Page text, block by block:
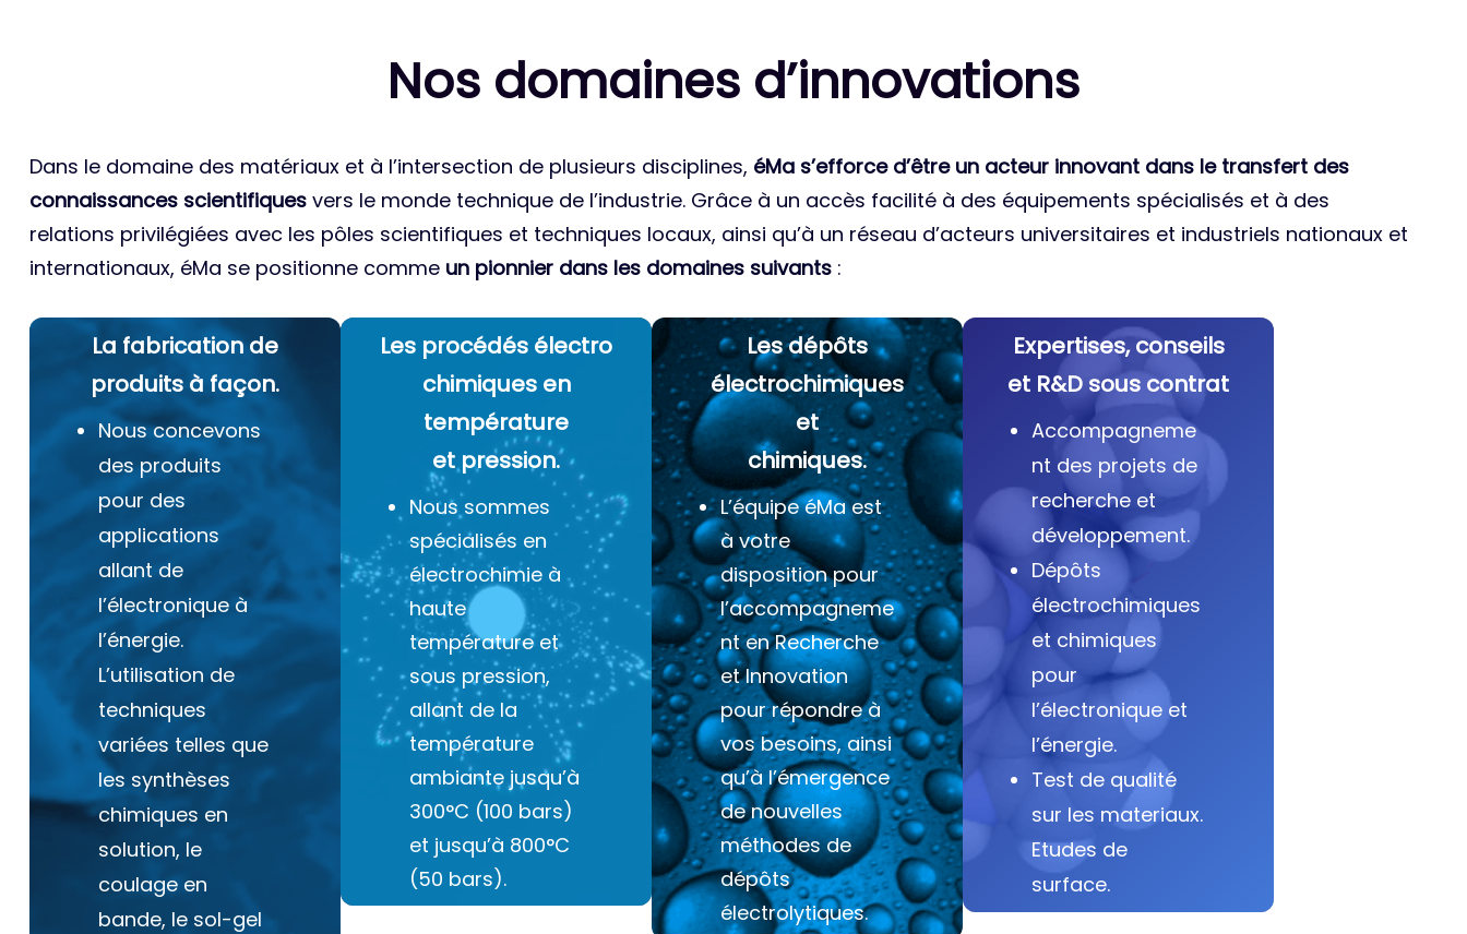
Nos domaines d’innovations
Dans le domaine des matériaux et à l’intersection de plusieurs disciplines, éMa s’efforce d’être un acteur innovant dans le transfert des
connaissances scientifiques vers le monde technique de l’industrie. Grâce à un accès facilité à des équipements spécialisés et à des
relations privilégiées avec les pôles scientifiques et techniques locaux, ainsi qu’à un réseau d’acteurs universitaires et industriels nationaux et
internationaux, éMa se positionne comme un pionnier dans les domaines suivants :
La fabrication de
produits à façon.
Nous concevons
des produits
pour des
applications
allant de
l’électronique à
l’énergie.
L’utilisation de
techniques
variées telles que
les synthèses
chimiques en
solution, le
coulage en
bande, le sol-gel
Les procédés électro
chimiques en
température
et pression.
Nous sommes
spécialisés en
électrochimie à
haute
température et
sous pression,
allant de la
température
ambiante jusqu’à
300°C (100 bars)
et jusqu’à 800°C
(50 bars).
Les dépôts
électrochimiques
et
chimiques.
L’équipe éMa est
à votre
disposition pour
l’accompagneme
nt en Recherche
et Innovation
pour répondre à
vos besoins, ainsi
qu’à l’émergence
de nouvelles
méthodes de
dépôts
électrolytiques.
Expertises, conseils
et R&D sous contrat
Accompagneme
nt des projets de
recherche et
développement.
Dépôts
électrochimiques
et chimiques
pour
l’électronique et
l’énergie.
Test de qualité
sur les materiaux.
Etudes de
surface.